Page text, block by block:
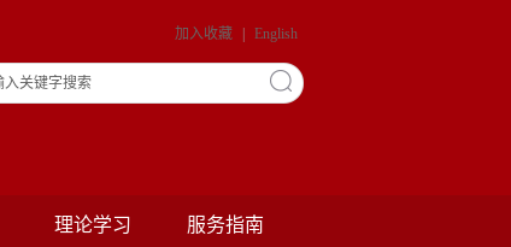
加入收藏 English
理论学习 服务指南